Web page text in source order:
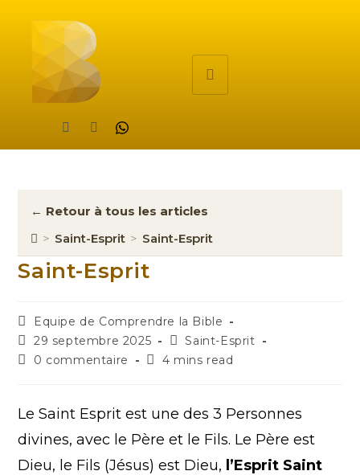
← Retour à tous les articles
> Saint-Esprit > Saint-Esprit
Saint-Esprit
Equipe de Comprendre la Bible
29 septembre 2025
Saint-Esprit
0 commentaire
4 mins read
Le Saint Esprit est une des 3 Personnes
divines, avec le Père et le Fils. Le Père est
Dieu, le Fils (Jésus) est Dieu, l’Esprit Saint